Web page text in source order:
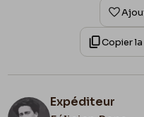
Copier
Expéditeur